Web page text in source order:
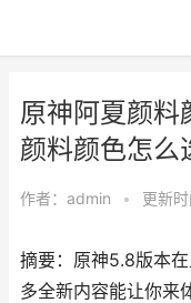
原神阿夏颜料
颜料颜色怎么
作者： admin • 更新
摘要：原神5.8版本
多全新内容能让你来